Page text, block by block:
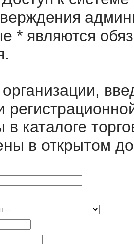
* являются
каталоге
в открытом